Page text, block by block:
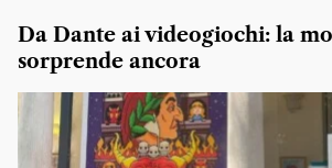
Da Dante ai videogiochi: la
sorprende ancora